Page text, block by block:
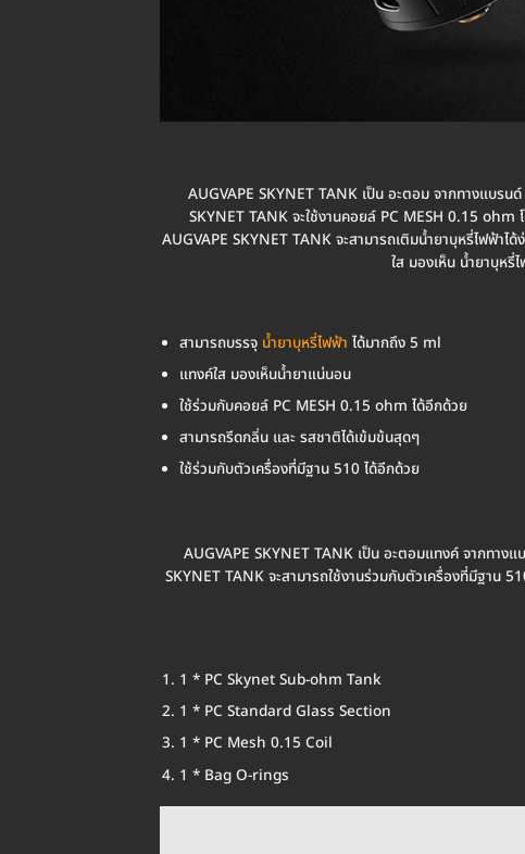
AUGVAPE SKYNET TANK เป็น อะตอม จากทางแบรน
SKYNET TANK จะใช้งานคอยล์ PC MESH 0.15 ohm
AUGVAPE SKYNET TANK จะสามารถเติมน้ำยาบุหรี่ไฟฟ้า
ใส มองเห็น น้ำยาบุหรี่
สามารถบรรจุ น้ำยาบุหรี่ไฟฟ้า ได้มากถึง 5 ml
แทงค์ใส มองเห็นน้ำยาแน่นอน
ใช้ร่วมกับคอยล์ PC MESH 0.15 ohm ได้อีกด้วย
สามารถรีดกลิ่น และ รสชาติได้เข้มข้นสุดๆ
ใช้ร่วมกับตัวเครื่องที่มีฐาน 510 ได้อีกด้วย
AUGVAPE SKYNET TANK เป็น อะตอมแทงค์ จากทาง
SKYNET TANK จะสามารถใช้งานร่วมกับตัวเครื่องที่มีฐาน
1 * PC Skynet Sub-ohm Tank
1 * PC Standard Glass Section
1 * PC Mesh 0.15 Coil
1 * Bag O-rings